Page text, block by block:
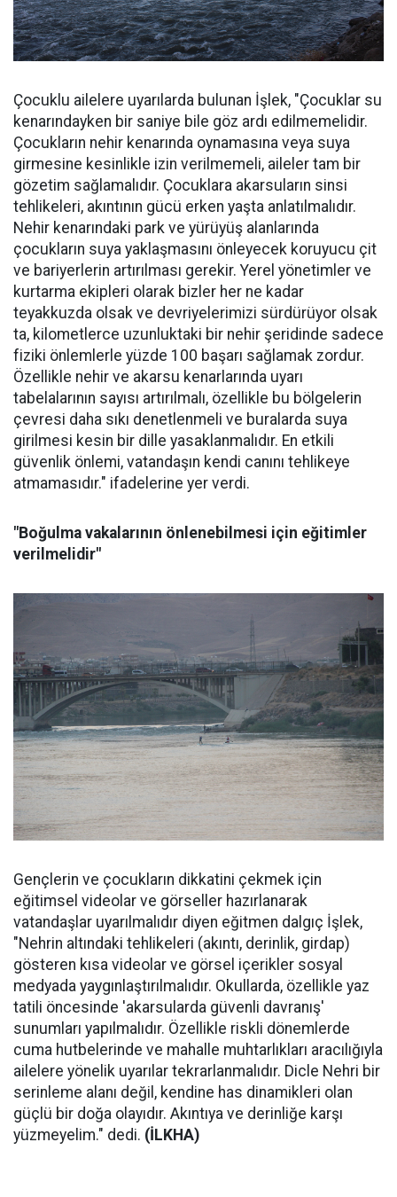
Çocuklu ailelere uyarılarda bulunan İşlek, "Çocuklar su
kenarındayken bir saniye bile göz ardı edilmemelidir.
Çocukların nehir kenarında oynamasına veya suya
girmesine kesinlikle izin verilmemeli, aileler tam bir
gözetim sağlamalıdır. Çocuklara akarsuların sinsi
tehlikeleri, akıntının gücü erken yaşta anlatılmalıdır.
Nehir kenarındaki park ve yürüyüş alanlarında
çocukların suya yaklaşmasını önleyecek koruyucu çit
ve bariyerlerin artırılması gerekir. Yerel yönetimler ve
kurtarma ekipleri olarak bizler her ne kadar
teyakkuzda olsak ve devriyelerimizi sürdürüyor olsak
ta, kilometlerce uzunluktaki bir nehir şeridinde sadece
fiziki önlemlerle yüzde 100 başarı sağlamak zordur.
Özellikle nehir ve akarsu kenarlarında uyarı
tabelalarının sayısı artırılmalı, özellikle bu bölgelerin
çevresi daha sıkı denetlenmeli ve buralarda suya
girilmesi kesin bir dille yasaklanmalıdır. En etkili
güvenlik önlemi, vatandaşın kendi canını tehlikeye
atmamasıdır." ifadelerine yer verdi.
"Boğulma vakalarının önlenebilmesi için eğitimler
verilmelidir"
Gençlerin ve çocukların dikkatini çekmek için
eğitimsel videolar ve görseller hazırlanarak
vatandaşlar uyarılmalıdır diyen eğitmen dalgıç İşlek,
"Nehrin altındaki tehlikeleri (akıntı, derinlik, girdap)
gösteren kısa videolar ve görsel içerikler sosyal
medyada yaygınlaştırılmalıdır. Okullarda, özellikle yaz
tatili öncesinde 'akarsularda güvenli davranış'
sunumları yapılmalıdır. Özellikle riskli dönemlerde
cuma hutbelerinde ve mahalle muhtarlıkları aracılığıyla
ailelere yönelik uyarılar tekrarlanmalıdır. Dicle Nehri bir
serinleme alanı değil, kendine has dinamikleri olan
güçlü bir doğa olayıdır. Akıntıya ve derinliğe karşı
yüzmeyelim." dedi. (İLKHA)